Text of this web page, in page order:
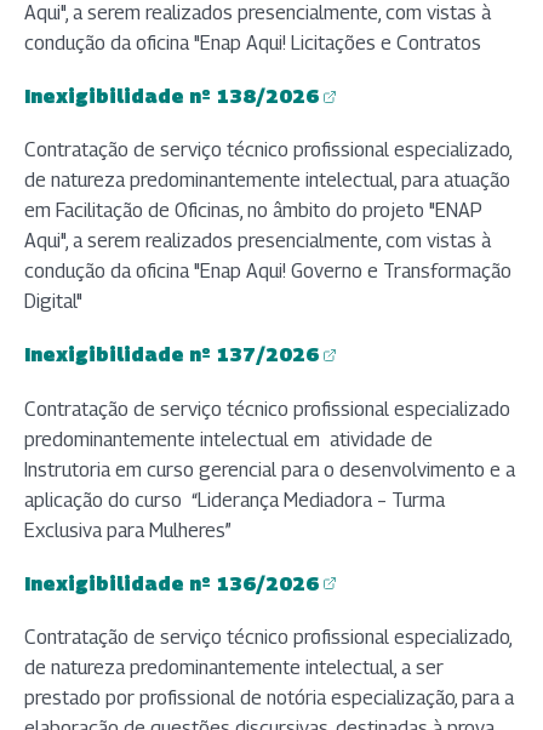
Aqui", a serem realizados presencialmente, com vistas à
condução da oficina "Enap Aqui! Licitações e Contratos
Inexigibilidade nº 138/2026
(abre em nova aba)
Contratação de serviço técnico profissional especializado,
de natureza predominantemente intelectual, para atuação
em Facilitação de Oficinas, no âmbito do projeto "ENAP
Aqui", a serem realizados presencialmente, com vistas à
condução da oficina "Enap Aqui! Governo e Transformação
Digital"
Inexigibilidade nº 137/2026
(abre em nova aba)
Contratação de serviço técnico profissional especializado
predominantemente intelectual em atividade de
Instrutoria em curso gerencial para o desenvolvimento e a
aplicação do curso “Liderança Mediadora – Turma
Exclusiva para Mulheres”
Inexigibilidade nº 136/2026
(abre em nova aba)
Contratação de serviço técnico profissional especializado,
de natureza predominantemente intelectual, a ser
prestado por profissional de notória especialização, para a